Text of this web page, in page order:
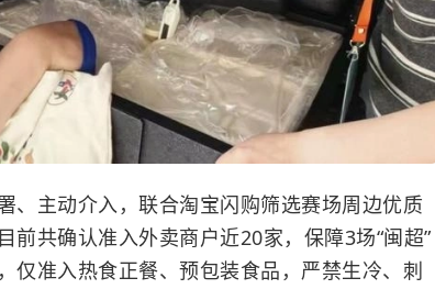
、主动介入，联合淘宝闪购筛选赛场周边优质
前共确认准入外卖商户近20家，保障3场“闽超”
仅准入热食正餐、预包装食品，严禁生冷、刺